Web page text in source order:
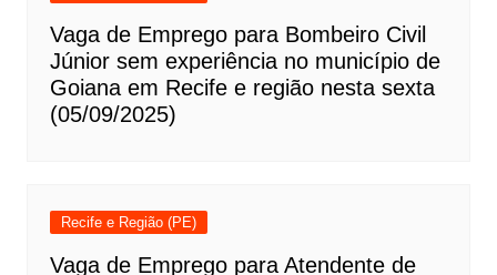
Vaga de Emprego para Bombeiro Civil
Júnior sem experiência no município de
Goiana em Recife e região nesta sexta
(05/09/2025)
Recife e Região (PE)
Vaga de Emprego para Atendente de